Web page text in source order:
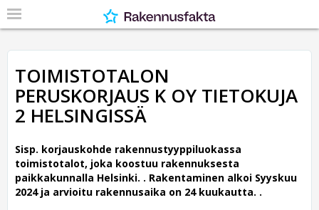
TOIMISTOTALON
PERUSKORJAUS K OY TIETOKUJA
2 HELSINGISSÄ
Sisp. korjauskohde rakennustyyppiluokassa
toimistotalot, joka koostuu rakennuksesta
paikkakunnalla Helsinki. . Rakentaminen alkoi Syyskuu
2024 ja arvioitu rakennusaika on 24 kuukautta. .